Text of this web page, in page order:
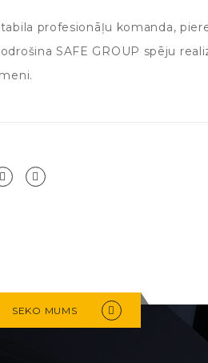
profesionāļu komanda,
SAFE GROUP spēju
SEKO MUMS